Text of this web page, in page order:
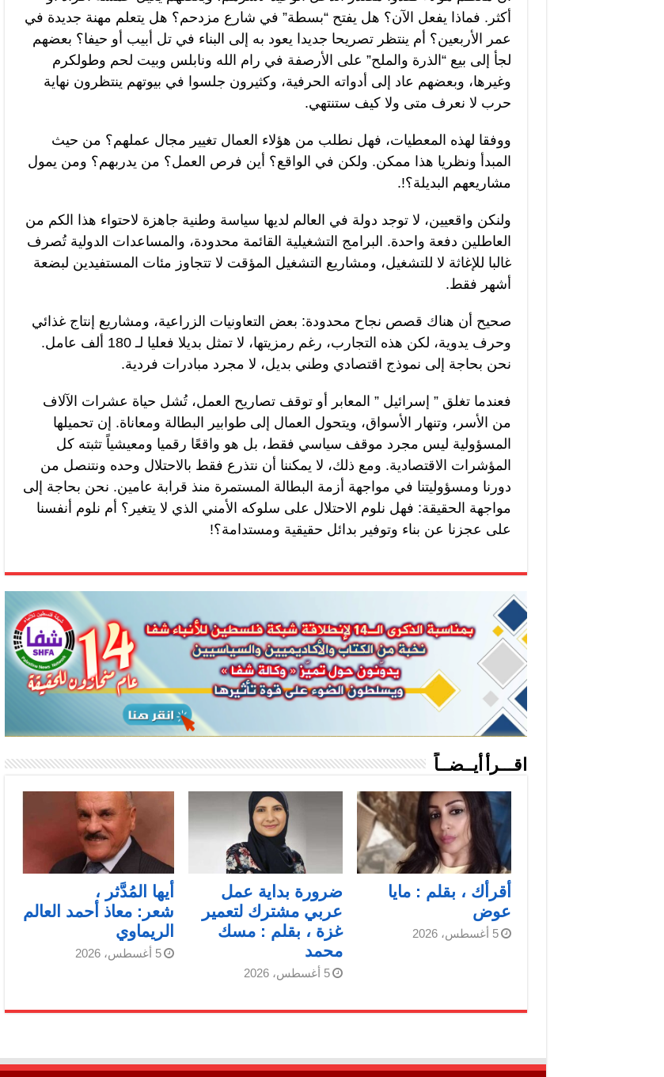
أكثر. فماذا يفعل الآن؟ هل يفتح “بسطة” في شارع مزدحم؟ هل يتعلم مهنة جديدة في
عمر الأربعين؟ أم ينتظر تصريحا جديدا يعود به إلى البناء في تل أبيب أو حيفا؟ بعضهم
لجأ إلى بيع “الذرة والملح” على الأرصفة في رام الله ونابلس وبيت لحم وطولكرم
وغيرها، وبعضهم عاد إلى أدواته الحرفية، وكثيرون جلسوا في بيوتهم ينتظرون نهاية
حرب لا نعرف متى ولا كيف ستنتهي.
ووفقا لهذه المعطيات، فهل نطلب من هؤلاء العمال تغيير مجال عملهم؟ من حيث
المبدأ ونظريا هذا ممكن. ولكن في الواقع؟ أين فرص العمل؟ من يدربهم؟ ومن يمول
مشاريعهم البديلة؟!.
ولنكن واقعيين، لا توجد دولة في العالم لديها سياسة وطنية جاهزة لاحتواء هذا الكم من
العاطلين دفعة واحدة. البرامج التشغيلية القائمة محدودة، والمساعدات الدولية تُصرف
غالبا للإغاثة لا للتشغيل، ومشاريع التشغيل المؤقت لا تتجاوز مئات المستفيدين لبضعة
أشهر فقط.
صحيح أن هناك قصص نجاح محدودة: بعض التعاونيات الزراعية، ومشاريع إنتاج غذائي
وحرف يدوية، لكن هذه التجارب، رغم رمزيتها، لا تمثل بديلا فعليا لـ 180 ألف عامل.
نحن بحاجة إلى نموذج اقتصادي وطني بديل، لا مجرد مبادرات فردية.
فعندما تغلق ” إسرائيل ” المعابر أو توقف تصاريح العمل، تُشل حياة عشرات الآلاف
من الأسر، وتنهار الأسواق، ويتحول العمال إلى طوابير البطالة ومعاناة. إن تحميلها
المسؤولية ليس مجرد موقف سياسي فقط، بل هو واقعًا رقميا ومعيشياً تثبته كل
المؤشرات الاقتصادية. ومع ذلك، لا يمكننا أن نتذرع فقط بالاحتلال وحده ونتنصل من
دورنا ومسؤوليتنا في مواجهة أزمة البطالة المستمرة منذ قرابة عامين. نحن بحاجة إلى
مواجهة الحقيقة: فهل نلوم الاحتلال على سلوكه الأمني الذي لا يتغير؟ أم نلوم أنفسنا
على عجزنا عن بناء وتوفير بدائل حقيقية ومستدامة؟!
اقـــرأ أيــضــاً
أقرأك ، بقلم : مايا
عوض
5 أغسطس، 2026
ضرورة بداية عمل
عربي مشترك لتعمير
غزة ، بقلم : مسك
محمد
5 أغسطس، 2026
أيها المُدَّثر ،
شعر: معاذ أحمد العالم
الريماوي
5 أغسطس، 2026